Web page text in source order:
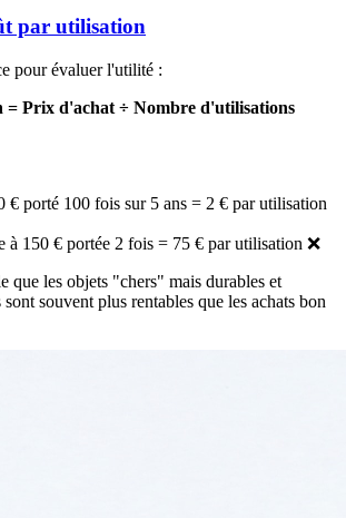
par utilisation
pour évaluer l'utilité :
= Prix d'achat ÷ Nombre d'utilisations
€ porté 100 fois sur 5 ans = 2 € par utilisation
à 150 € portée 2 fois = 75 € par utilisation ❌
que les objets "chers" mais durables et
souvent plus rentables que les achats bon